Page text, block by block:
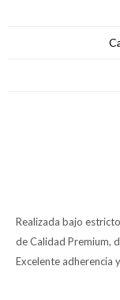
Realizada bajo
de Calidad Premium,
Excelente adherencia